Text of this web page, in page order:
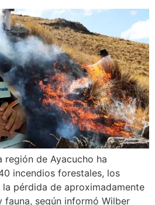
región de Ayacucho ha
incendios forestales, los
pérdida de aproximadamente
según informó Wilber